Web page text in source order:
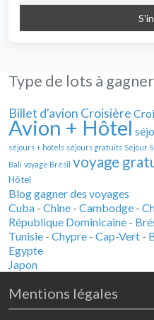
Type de lots à gagner
Billet d'avion Croisière
Avion + Hôtel
séjours + hotels séjours gratuits Séjour
Bali voyage Brésil voyage
Hôtel
Blog gagner des voyages
Cuba - Chine - Cambodge -
République Dominicaine -
Tunisie - Chypre - Cap-Vert -
Egypte
Japon
Mentions légales